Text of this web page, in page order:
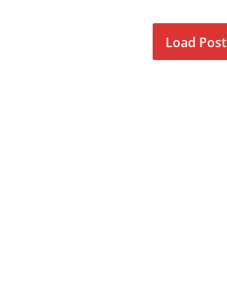
Load Post